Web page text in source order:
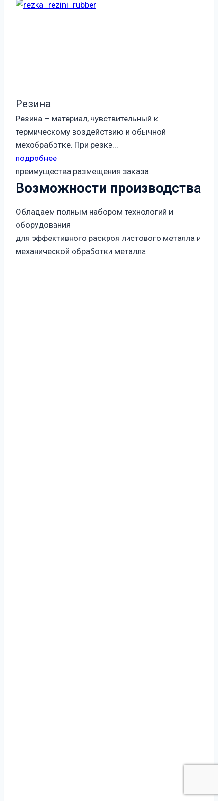
Резина
Резина – материал, чувствительный к
термическому воздействию и обычной
мехобработке. При резке...
подробнее
преимущества размещения заказа
Возможности производства
Обладаем полным набором технологий и
оборудования
для эффективного раскроя листового металла и
механической обработки металла